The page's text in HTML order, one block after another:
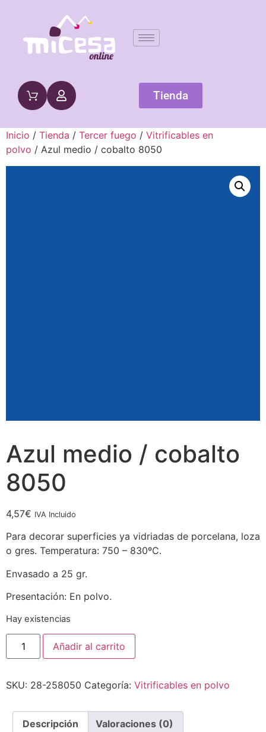
Tienda
Inicio / Tienda / Tercer fuego / Vitrificables en
polvo / Azul medio / cobalto 8050
Azul medio / cobalto
8050
4,57€ IVA Incluido
Para decorar superficies ya vidriadas de porcelana, loza
o gres. Temperatura: 750 – 830ºC.
Envasado a 25 gr.
Presentación: En polvo.
Hay existencias
Añadir al carrito
SKU: 28-258050 Categoría: Vitrificables en polvo
Descripción Valoraciones (0)